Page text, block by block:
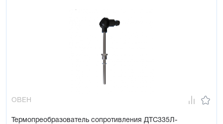
ОВЕН
Термопреобразователь сопротивления ДТС335Л-